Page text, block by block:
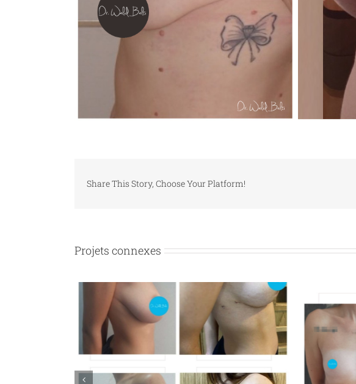
Share This Story, Choose Your Platform!
Projets connexes